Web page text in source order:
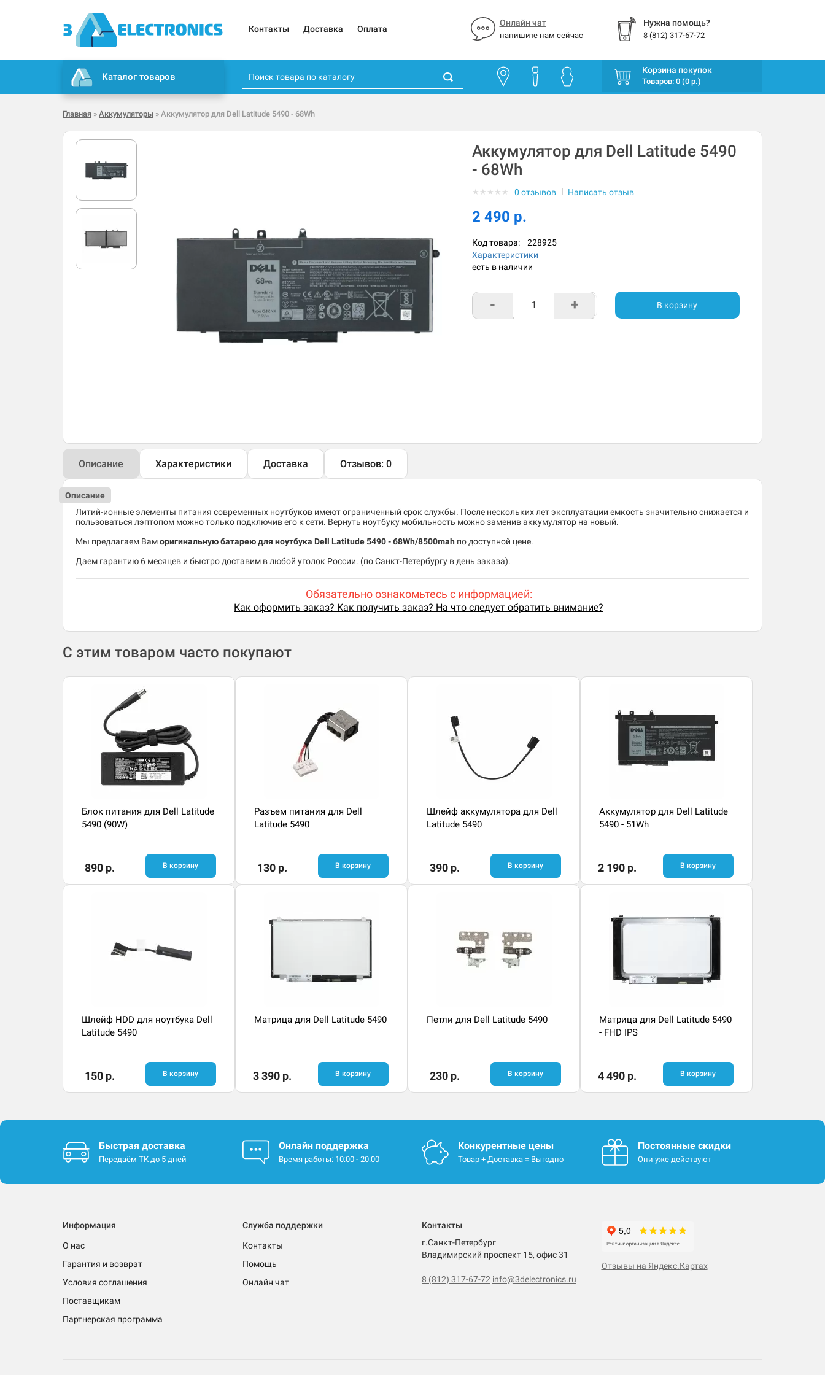
Контакты Доставка Оплата
Онлайн чат
напишите нам сейчас
Нужна помощь?
8 (812) 317-67-72
Каталог товаров
Корзина покупок
Товаров: 0 (0 р.)
Главная » Аккумуляторы » Аккумулятор для Dell Latitude 5490 - 68Wh
Аккумулятор для Dell Latitude 5490
- 68Wh
★ ★ ★ ★ ★ 0 отзывов | Написать отзыв
2 490 р.
Код товара: 228925
Характеристики
есть в наличии
- + В корзину
Описание Характеристики Доставка Отзывов: 0
Описание
Литий-ионные элементы питания современных ноутбуков имеют ограниченный срок службы. После нескольких лет эксплуатации емкость значительно снижается и
пользоваться лэптопом можно только подключив его к сети. Вернуть ноутбуку мобильность можно заменив аккумулятор на новый.
Мы предлагаем Ваморигинальную батарею для ноутбука Dell Latitude 5490 - 68Wh/8500mah по доступной цене.
Даем гарантию 6 месяцев и быстро доставим в любой уголок России. (по Санкт-Петербургу в день заказа).
Обязательно ознакомьтесь с информацией:
Как оформить заказ? Как получить заказ? На что следует обратить внимание?
С этим товаром часто покупают
Блок питания для Dell Latitude
5490 (90W)
890 р. В корзину
Разъем питания для Dell
Latitude 5490
130 р. В корзину
Шлейф аккумулятора для Dell
Latitude 5490
390 р. В корзину
Аккумулятор для Dell Latitude
5490 - 51Wh
2 190 р. В корзину
Шлейф HDD для ноутбука Dell
Latitude 5490
150 р. В корзину
Матрица для Dell Latitude 5490
3 390 р. В корзину
Петли для Dell Latitude 5490
230 р. В корзину
Матрица для Dell Latitude 5490
- FHD IPS
4 490 р. В корзину
Быстрая доставка
Передаём ТК до 5 дней
Онлайн поддержка
Время работы: 10:00 - 20:00
Конкурентные цены
Товар + Доставка = Выгодно
Постоянные скидки
Они уже действуют
Информация
О нас
Гарантия и возврат
Условия соглашения
Поставщикам
Партнерская программа
Служба поддержки
Контакты
Помощь
Онлайн чат
Контакты
г.Санкт-Петербург
Владимирский проспект 15, офис 31
8 (812) 317-67-72 info@3delectronics.ru
Отзывы на Яндекс.Картах